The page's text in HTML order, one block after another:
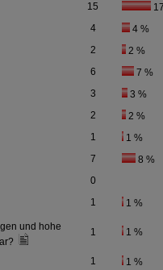
15
4 4 %
2 2 %
6 7 %
3 3 %
2 2 %
1 1 %
7 8 %
0
1 1 %
und hohe
1 1 %
1 1 %